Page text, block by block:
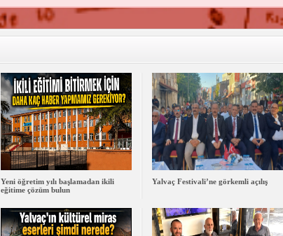
Yeni öğretim yılı başlamadan ikili
eğitime çözüm bulun
Yalvaç Festivali’ne görkemli açılış